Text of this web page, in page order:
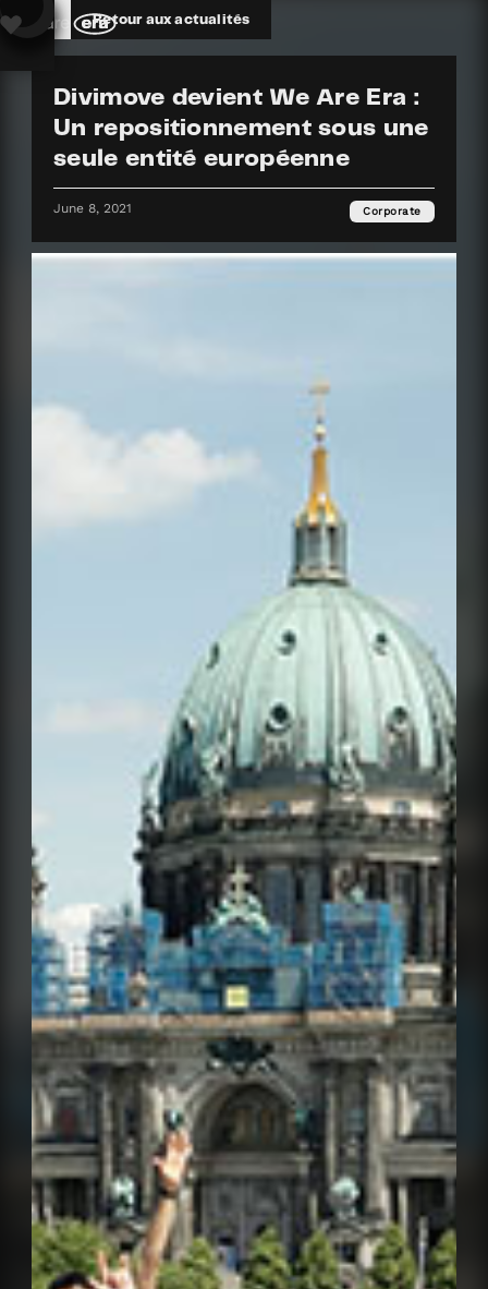
Ce site Web utilise des cookies pour vous offrir une meilleure
Web, vous consentez à l'utilisation de ces cookies. Pour en savoir plus,
Retour aux actualités
Divimove devient We Are Era :
Un repositionnement sous une
seule entité européenne
June 8, 2021 Corporate